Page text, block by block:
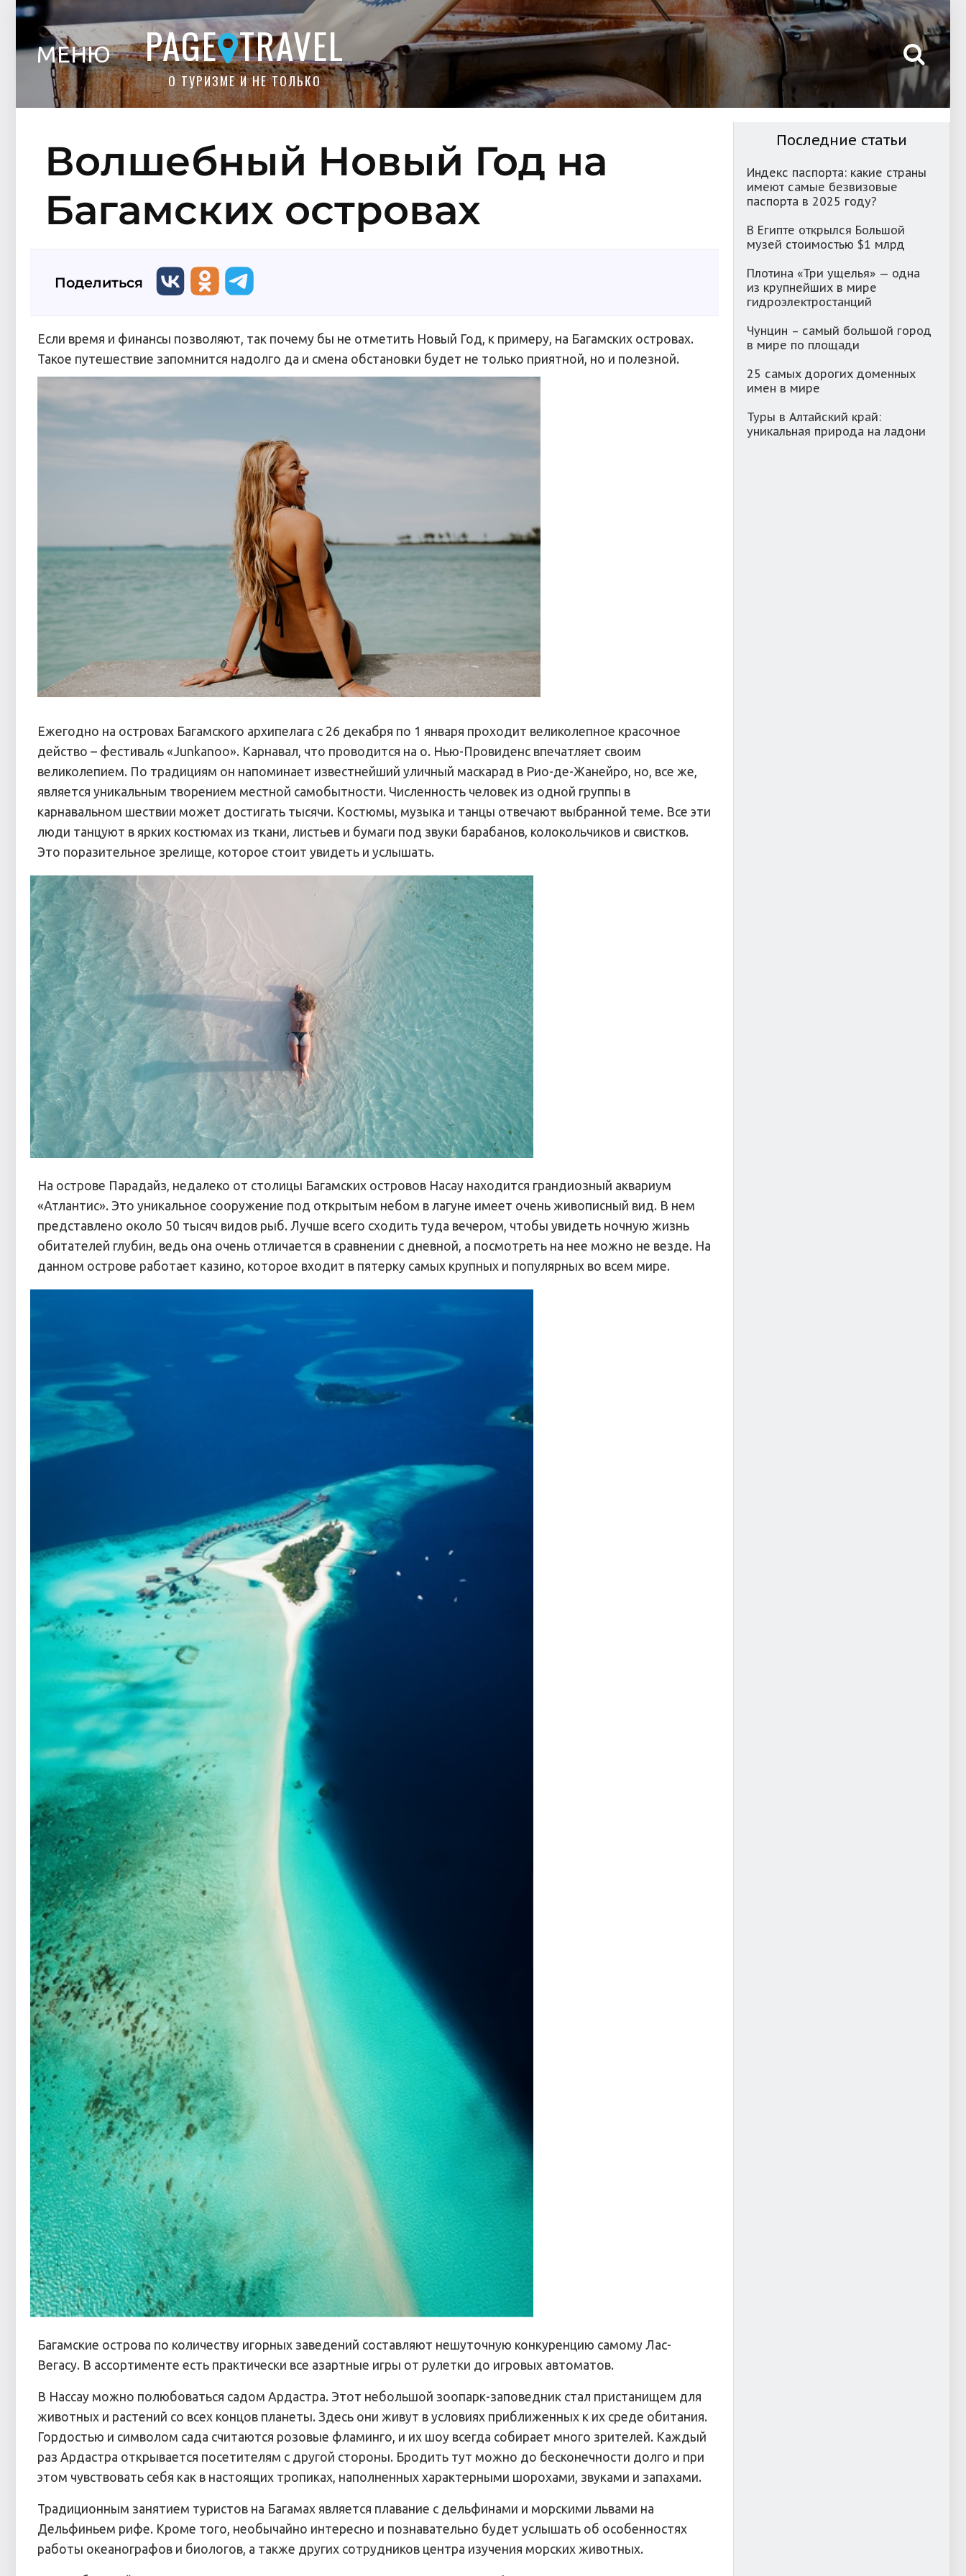
МЕНЮ PAGE TRAVEL
О ТУРИЗМЕ И НЕ ТОЛЬКО
Волшебный Новый Год на
Багамских островах
Поделиться
Если время и финансы позволяют, так почему бы не отметить Новый Год, к примеру, на Багамских островах.
Такое путешествие запомнится надолго да и смена обстановки будет не только приятной, но и полезной.
Ежегодно на островах Багамского архипелага с 26 декабря по 1 января проходит великолепное красочное
действо – фестиваль «Junkanoo». Карнавал, что проводится на о. Нью-Провиденс впечатляет своим
великолепием. По традициям он напоминает известнейший уличный маскарад в Рио-де-Жанейро, но, все же,
является уникальным творением местной самобытности. Численность человек из одной группы в
карнавальном шествии может достигать тысячи. Костюмы, музыка и танцы отвечают выбранной теме. Все эти
люди танцуют в ярких костюмах из ткани, листьев и бумаги под звуки барабанов, колокольчиков и свистков.
Это поразительное зрелище, которое стоит увидеть и услышать.
На острове Парадайз, недалеко от столицы Багамских островов Насау находится грандиозный аквариум
«Атлантис». Это уникальное сооружение под открытым небом в лагуне имеет очень живописный вид. В нем
представлено около 50 тысяч видов рыб. Лучше всего сходить туда вечером, чтобы увидеть ночную жизнь
обитателей глубин, ведь она очень отличается в сравнении с дневной, а посмотреть на нее можно не везде. На
данном острове работает казино, которое входит в пятерку самых крупных и популярных во всем мире.
Багамские острова по количеству игорных заведений составляют нешуточную конкуренцию самому Лас-
Вегасу. В ассортименте есть практически все азартные игры от рулетки до игровых автоматов.
В Нассау можно полюбоваться садом Ардастра. Этот небольшой зоопарк-заповедник стал пристанищем для
животных и растений со всех концов планеты. Здесь они живут в условиях приближенных к их среде обитания.
Гордостью и символом сада считаются розовые фламинго, и их шоу всегда собирает много зрителей. Каждый
раз Ардастра открывается посетителям с другой стороны. Бродить тут можно до бесконечности долго и при
этом чувствовать себя как в настоящих тропиках, наполненных характерными шорохами, звуками и запахами.
Традиционным занятием туристов на Багамах является плавание с дельфинами и морскими львами на
Дельфиньем рифе. Кроме того, необычайно интересно и познавательно будет услышать об особенностях
работы океанографов и биологов, а также других сотрудников центра изучения морских животных.
Последние статьи
Индекс паспорта: какие страны
имеют самые безвизовые
паспорта в 2025 году?
В Египте открылся Большой
музей стоимостью $1 млрд
Плотина «Три ущелья» — одна
из крупнейших в мире
гидроэлектростанций
Чунцин – самый большой город
в мире по площади
25 самых дорогих доменных
имен в мире
Туры в Алтайский край:
уникальная природа на ладони